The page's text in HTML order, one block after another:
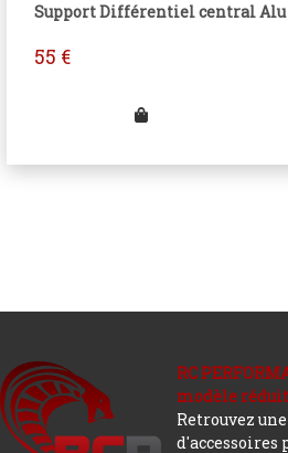
Support Différentiel central Alu
55 €
RC
modèle réduit
Retrouvez
d'accessoires